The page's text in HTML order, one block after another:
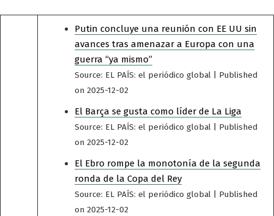
Putin concluye una reunión con EE UU sin
avances tras amenazar a Europa con una
guerra “ya mismo”
Source: EL PAÍS: el periódico global
Published
on 2025-12-02
El Barça se gusta como líder de La Liga
Source: EL PAÍS: el periódico global
Published
on 2025-12-02
El Ebro rompe la monotonía de la segunda
ronda de la Copa del Rey
Source: EL PAÍS: el periódico global
Published
on 2025-12-02